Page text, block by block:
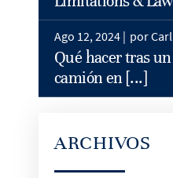
Ago 12, 2024 | por
Qué hacer tras
camión en [...]
ARCHIVOS